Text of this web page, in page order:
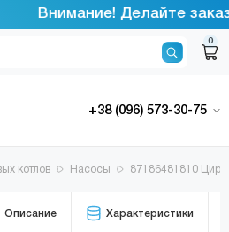
Внимание! Делайте
0
+38 (096) 573-30-75
котлов Насосы 87186481810
Описание Характеристики